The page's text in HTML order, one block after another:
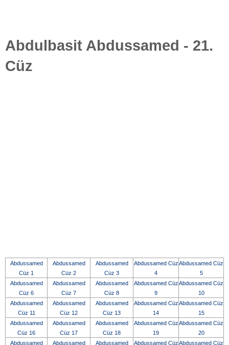
Abdulbasit Abdussamed - 21.
Cüz
Abdussamed
Cüz 1
Abdussamed
Cüz 2
Abdussamed
Cüz 3
Abdussamed Cüz
4
Abdussamed Cüz
5
Abdussamed
Cüz 6
Abdussamed
Cüz 7
Abdussamed
Cüz 8
Abdussamed Cüz
9
Abdussamed Cüz
10
Abdussamed
Cüz 11
Abdussamed
Cüz 12
Abdussamed
Cüz 13
Abdussamed Cüz
14
Abdussamed Cüz
15
Abdussamed
Cüz 16
Abdussamed
Cüz 17
Abdussamed
Cüz 18
Abdussamed Cüz
19
Abdussamed Cüz
20
Abdussamed
Abdussamed
Abdussamed
Abdussamed CüzAbdussamed Cüz